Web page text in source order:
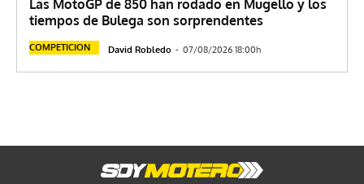
Las MotoGP de 850 han rodado en Mugello y los
tiempos de Bulega son sorprendentes
COMPETICION David Robledo - 07/08/2026 18:00h